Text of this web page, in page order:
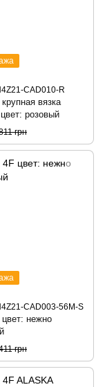
CAD010-R
вязка
розовый
грн
CAD003-56M-S
цвет: нежно
грн